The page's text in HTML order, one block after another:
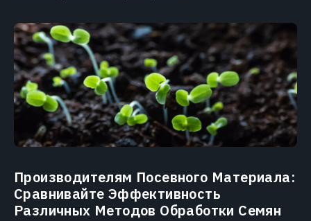
Производителям Посевного Материала:
Сравнивайте Эффективность
Различных Методов Обработки Семян